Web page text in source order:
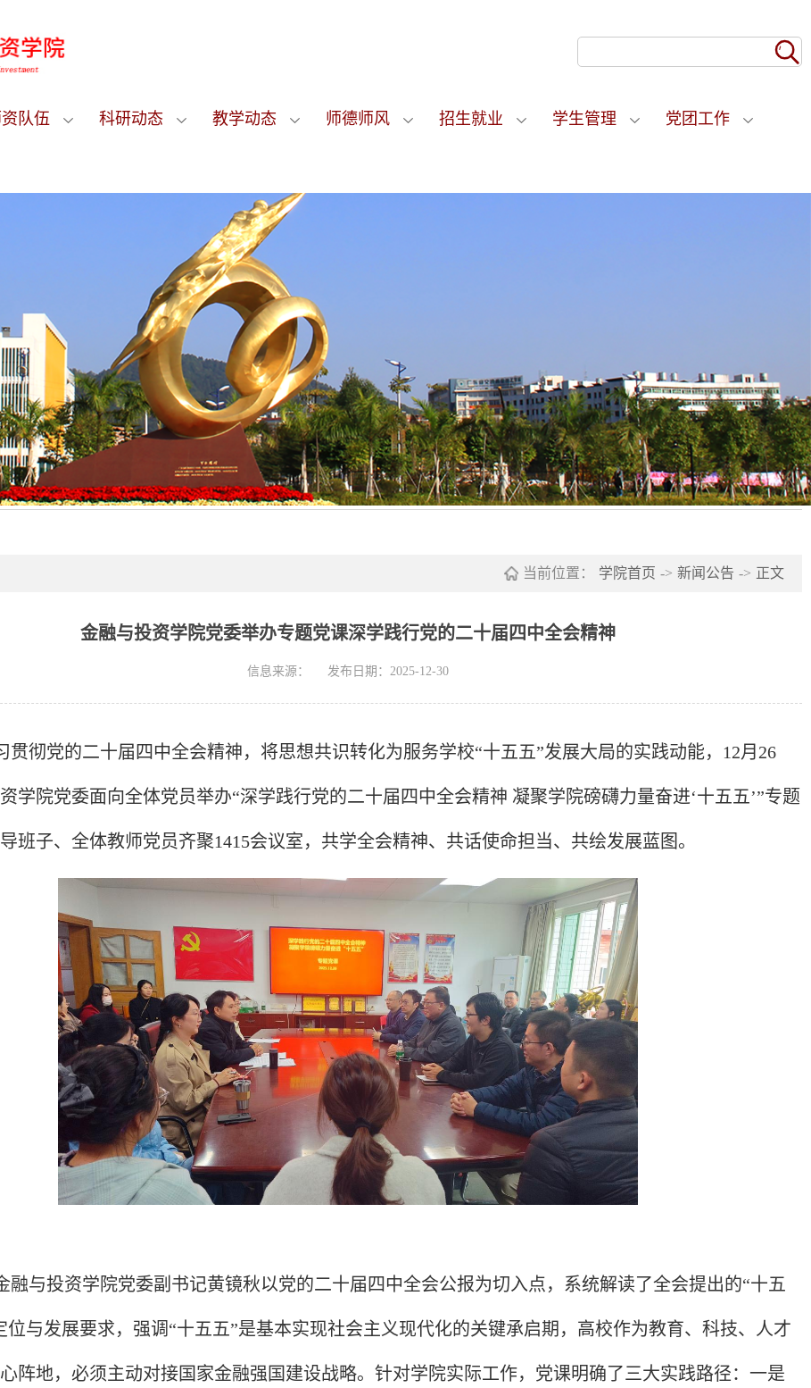
队伍 科研动态 教学动态 师德师风 招生就业 学生管理 党团工作
当前位置： 学院首页 -> 新闻公告 -> 正文
金融与投资学院党委举办专题党课深学践行党的二十届四中全会精神
信息来源： 发布日期：2025-12-30
贯彻党的二十届四中全会精神，将思想共识转化为服务学校“十五五”发展大局的实践动能，12月26
学院党委面向全体党员举办“深学践行党的二十届四中全会精神 凝聚学院磅礴力量奋进‘十五五’”专题
班子、全体教师党员齐聚1415会议室，共学全会精神、共话使命担当、共绘发展蓝图。
融与投资学院党委副书记黄镜秋以党的二十届四中全会公报为切入点，系统解读了全会提出的“十五
位与发展要求，强调“十五五”是基本实现社会主义现代化的关键承启期，高校作为教育、科技、人才
阵地，必须主动对接国家金融强国建设战略。针对学院实际工作，党课明确了三大实践路径：一是